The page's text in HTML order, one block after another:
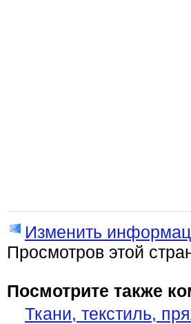
Изменить
Просмотров этой
Посмотрите также
Ткани, текстиль,